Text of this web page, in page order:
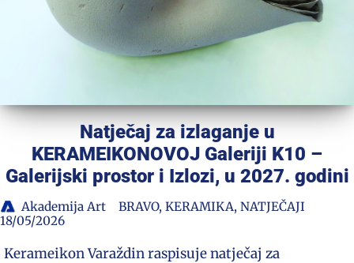
Natječaj za izlaganje u
KERAMEIKONOVOJ Galeriji K10 –
Galerijski prostor i Izlozi, u 2027. godini
Akademija Art BRAVO, KERAMIKA, NATJEČAJI
18/05/2026
Kerameikon Varaždin raspisuje natječaj za